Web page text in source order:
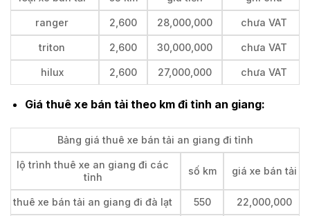
ranger 2,600 28,000,000 chưa VAT
triton 2,600 30,000,000 chưa VAT
hilux 2,600 27,000,000 chưa VAT
Giá thuê xe bán tải theo km đi tỉnh an giang:
Bảng giá thuê xe bán tải an giang đi tỉnh
lộ trình thuê xe an giang đi các
tỉnh
số km giá xe bán tải
thuê xe bán tải an giang đi đà lạt 550 22,000,000